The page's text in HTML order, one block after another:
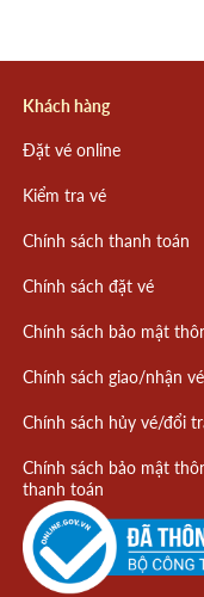
Khách hàng
Đặt vé online
Kiểm tra vé
Chính sách thanh toán
Chính sách đặt vé
Chính sách bảo mật
Chính sách giao/nhận vé
Chính sách hủy vé/đổi
Chính sách bảo mật
thanh toán